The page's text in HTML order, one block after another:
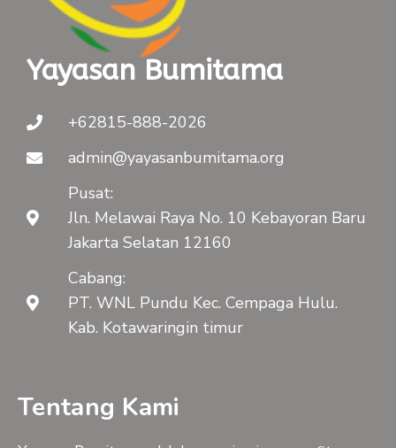
Yayasan Bumitama
+62815-888-2026
admin@yayasanbumitama.org
Pusat:
Jln. Melawai Raya No. 10 Kebayoran Baru
Jakarta Selatan 12160
Cabang:
PT. WNL Pundu Kec. Cempaga Hulu.
Kab. Kotawaringin timur
Tentang Kami